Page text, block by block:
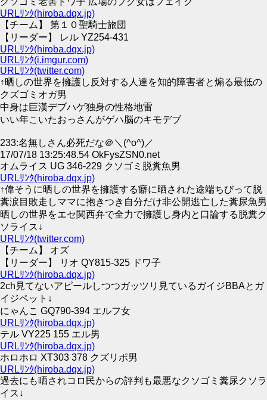
URLﾘﾝｸ(hiroba.dqx.jp)
【チーム】 第１０聖騎士旅団
【リーダー】 レル YZ254-431
URLﾘﾝｸ(hiroba.dqx.jp)
URLﾘﾝｸ(i.imgur.com)
URLﾘﾝｸ(twitter.com)
↑晒しの世界を擁護し反対する人達を知的障害者と煽る最低の
クズゴミオガ男
中身は巨漢デブハゲ独身の性格地雷
いい年こいたおっさんがゲハ脳のキモデブ
233:名無しさん必死だな＠＼(^o^)／
17/07/18 13:25:48.54 OkFysZSN0.net
オムライス UG 346-229 クソゴミ脱糞魚男
URLﾘﾝｸ(hiroba.dqx.jp)
↑偉そうに晒しの世界を擁護する癖に晒された途端ちびって脱
糞涙目敗走しママに抱きつき自分だけ非公開逃亡した糞尿魚男
晒しの世界をエセ関西弁で全力で擁護し身内と口論する脱糞ク
ソライス↓
URLﾘﾝｸ(twitter.com)
【チーム】 オズ
【リーダー】 リオ QY815-325 ドワ子
URLﾘﾝｸ(hiroba.dqx.jp)
2ch見てないアピールしつつガッツリ見ているガイジBBAとガ
イジペット↓
にゃんこ GQ790-394 エルフ女
URLﾘﾝｸ(hiroba.dqx.jp)
テル VY225 155 エル男
URLﾘﾝｸ(hiroba.dqx.jp)
ホロホロ XT303 378 クズリポ男
URLﾘﾝｸ(hiroba.dqx.jp)
過去にも晒されコロ民からの評判も最悪なクソゴミ糞尿クソラ
イス↓